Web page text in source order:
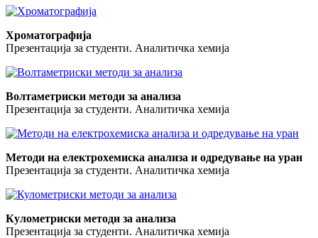
Хроматографија
Презентација за студенти. Аналитичка хемија
Волтаметриски методи за анализа
Презентација за студенти. Аналитичка хемија
Методи на електрохемиска анализа и одредување на уран
Презентација за студенти. Аналитичка хемија
Кулометриски методи за анализа
Презентација за студенти. Аналитичка хемија